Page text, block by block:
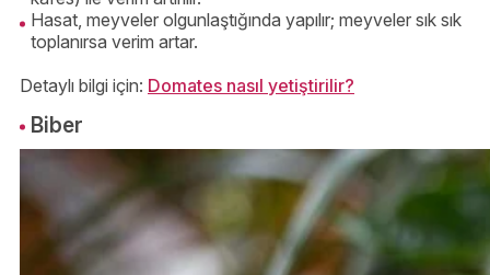
Hasat, meyveler olgunlaştığında yapılır; meyveler sık sık
toplanırsa verim artar.
Detaylı bilgi için: Domates nasıl yetiştirilir?
Biber